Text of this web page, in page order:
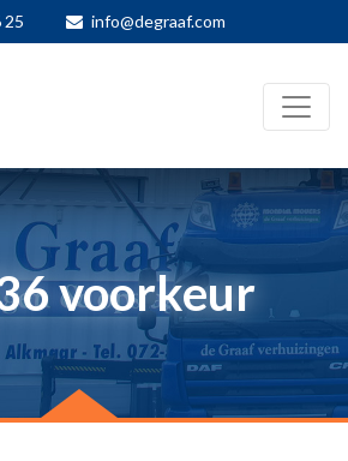
25 info@degraaf.com
voorkeur